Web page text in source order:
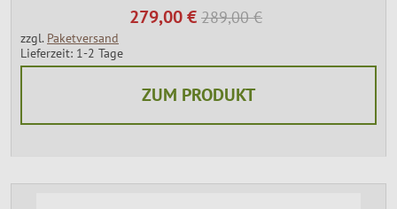
279,00 € 289,00 €
zzgl. Paketversand
Lieferzeit: 1-2 Tage
ZUM PRODUKT